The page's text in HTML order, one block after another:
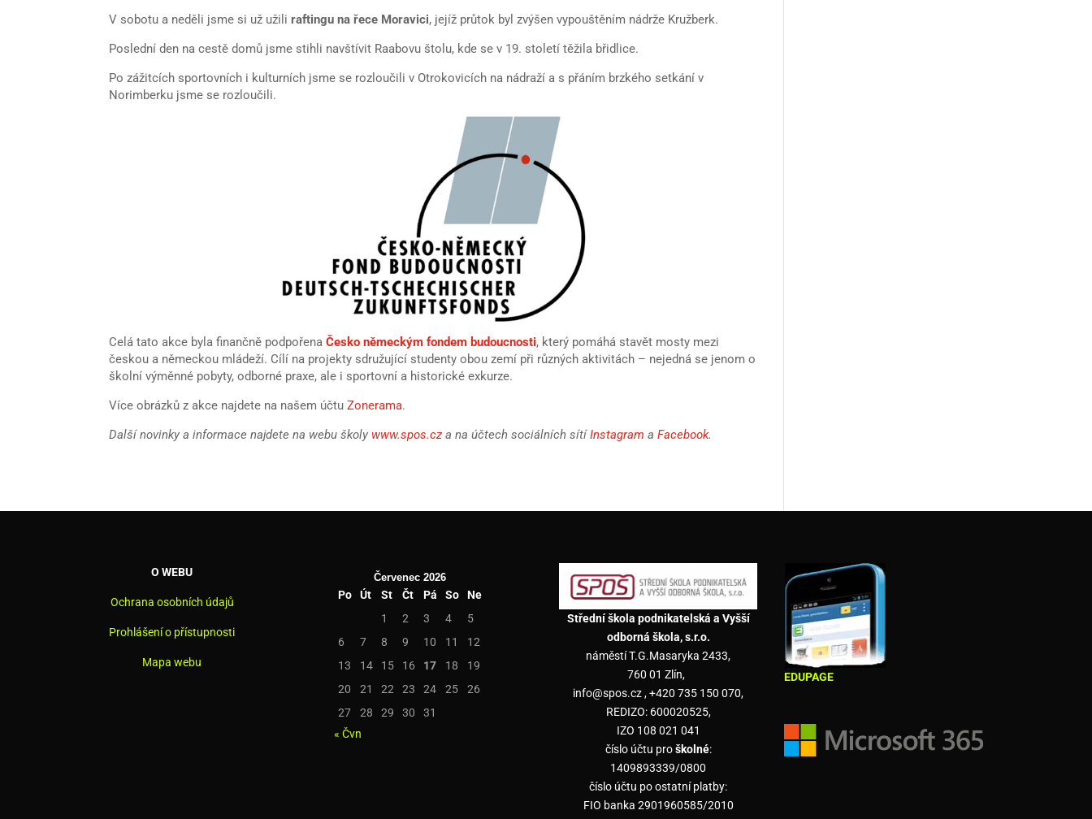
V sobotu a neděli jsme si už užiliraftingu na řece Moravici, jejíž průtok byl zvýšen vypouštěním nádrže Kružberk.
Poslední den na cestě domů jsme stihli navštívit Raabovu štolu, kde se v 19. století těžila břidlice.
Po zážitcích sportovních i kulturních jsme se rozloučili v Otrokovicích na nádraží a s přáním brzkého setkání v
Norimberku jsme se rozloučili.
Celá tato akce byla finančně podpořenaČesko německým fondem budoucnosti, který pomáhá stavět mosty mezi
českou a německou mládeží. Cílí na projekty sdružující studenty obou zemí při různých aktivitách – nejedná se jenom o
školní výměnné pobyty, odborné praxe, ale i sportovní a historické exkurze.
Více obrázků z akce najdete na našem účtuZonerama.
Další novinky a informace najdete na webu školy www.spos.cz a na účtech sociálních sítíInstagram aFacebook.
O WEBU
Ochrana osobních údajů
Prohlášení o přístupnosti
Mapa webu
Červenec 2026
Po Út St Čt Pá So
Ne
1
2 3 4
5
6
7 8 9 10 11
12
13
14 15 16 17 18
19
20
21 22 23 24 25
26
27
28 29 30
31
« Čvn
Střední škola podnikatelská a Vyšší
odborná škola, s.r.o.
náměstí T.G.Masaryka 2433,
760 01 Zlín,
info@spos.cz , +420 735 150 070,
REDIZO: 600020525,
IZO 108 021 041
číslo účtu proškolné:
1409893339/0800
číslo účtu po ostatní platby:
FIO banka 2901960585/2010
EDUPAGE